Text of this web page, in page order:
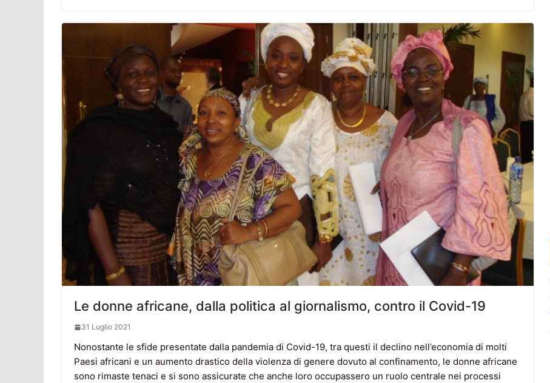
Le donne africane, dalla politica al giornalismo, contro il Covid-19
31 Luglio 2021
Nonostante le sfide presentate dalla pandemia di Covid-19, tra questi il declino nell’economia di molti
Paesi africani e un aumento drastico della violenza di genere dovuto al confinamento, le donne africane
sono rimaste tenaci e si sono assicurate che anche loro occupassero un ruolo centrale nei processi